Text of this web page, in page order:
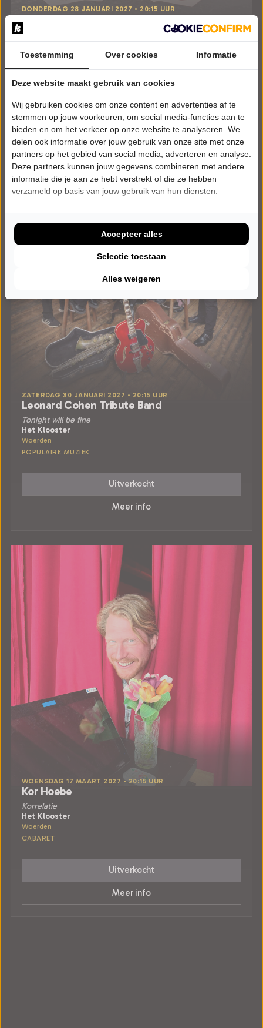
DONDERDAG 28 JANUARI 2027 • 20:15 UUR
Marlon Kicken
Maestro
Het Klooster
Woerden
Meer info
ZATERDAG 30 JANUARI 2027 • 20:15 UUR
Leonard Cohen Tribute Band
Tonight will be fine
Het Klooster
Woerden
POPULAIRE MUZIEK
Uitverkocht
Meer info
WOENSDAG 17 MAART 2027 • 20:15 UUR
Kor Hoebe
Korrelatie
Het Klooster
Woerden
CABARET
Uitverkocht
Meer info
Toestemming Over cookies Informatie
Deze website maakt gebruik van cookies
Wij gebruiken cookies om onze content en advertenties af te
stemmen op jouw voorkeuren, om social media-functies aan te
bieden en om het verkeer op onze website te analyseren. We
delen ook informatie over jouw gebruik van onze site met onze
partners op het gebied van social media, adverteren en analyse.
Deze partners kunnen jouw gegevens combineren met andere
informatie die je aan ze hebt verstrekt of die ze hebben
verzameld op basis van jouw gebruik van hun diensten.
Alles weigeren
Selectie toestaan
Accepteer alles